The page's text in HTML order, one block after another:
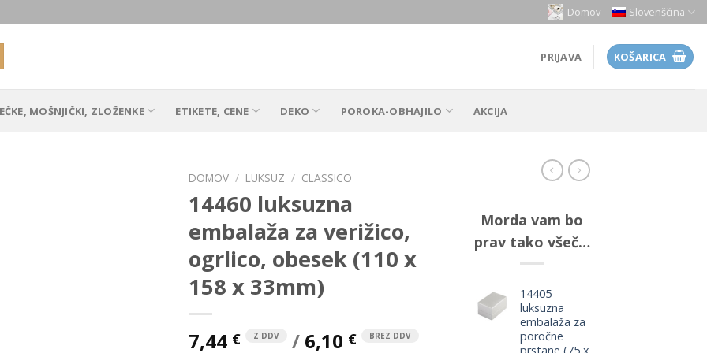
Domov Slovenščina
PRIJAVA KOŠARICA
MOŠNJIČKI, ZLOŽENKE ETIKETE, CENE DEKO POROKA-OBHAJILO AKCIJA
DOMOV / LUKSUZ / CLASSICO
14460 luksuzna
embalaža za verižico,
ogrlico, obesek (110 x
158 x 33mm)
7,44 € Z DDV / 6,10 € BREZ DDV
Morda vam bo
prav tako všeč…
14405
luksuzna
embalaža za
poročne
prstane (75 x